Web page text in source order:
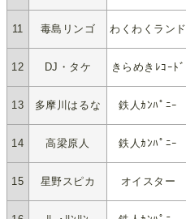
11 毒島リンゴ わくわくランド
12 DJ・タケ きらめきﾚｺｰﾄﾞ
13 多摩川はるな 鉄人ｶﾝﾊﾟﾆｰ
14 高梁原人 鉄人ｶﾝﾊﾟﾆｰ
15 星野スピカ オイスター